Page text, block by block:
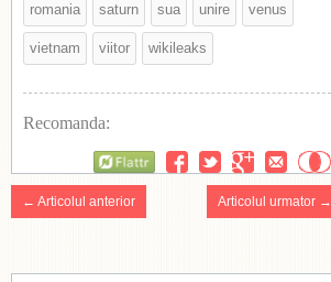
romania saturn sua unire venus
vietnam viitor wikileaks
Recomanda:
← Articolul anterior Articolul urmator →